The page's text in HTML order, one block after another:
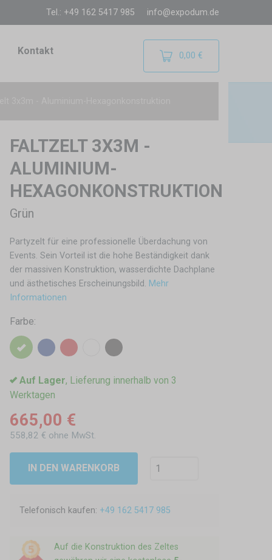
Tel.: +49 162 5417 985 info@expodum.de
Kontakt 0,00 €
FALTZELT 3X3M -
ALUMINIUM-
HEXAGONKONSTRUKTION
Grün
Partyzelt für eine professionelle Überdachung von
Events. Sein Vorteil ist die hohe Beständigkeit dank
der massiven Konstruktion, wasserdichte Dachplane
und ästhetisches Erscheinungsbild. Mehr
Informationen
Farbe:
Auf Lager, Lieferung innerhalb von 3
Werktagen
665,00 €
558,82 € ohne MwSt.
IN DEN WARENKORB
Telefonisch kaufen: +49 162 5417 985
Auf die Konstruktion des Zeltes